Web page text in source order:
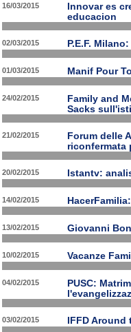
16/03/2015
Innovar es
educacion
02/03/2015 P.E.F.
01/03/2015 Manif Pour
24/02/2015
Family and
Sacks
21/02/2015
Forum delle
riconfermata
20/02/2015 Istantv:
14/02/2015
13/02/2015 Giovanni
10/02/2015 Vacanze
04/02/2015
PUSC:
03/02/2015 IFFD